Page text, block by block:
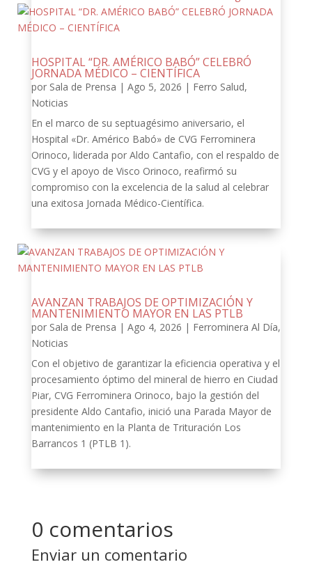
HOSPITAL “DR. AMÉRICO BABÓ” CELEBRÓ
JORNADA MÉDICO – CIENTÍFICA
por Sala de Prensa | Ago 5, 2026 | Ferro Salud,
Noticias
En el marco de su septuagésimo aniversario, el
Hospital «Dr. Américo Babó» de CVG Ferrominera
Orinoco, liderada por Aldo Cantafio, con el respaldo de
CVG y el apoyo de Visco Orinoco, reafirmó su
compromiso con la excelencia de la salud al celebrar
una exitosa Jornada Médico-Científica.
AVANZAN TRABAJOS DE OPTIMIZACIÓN Y
MANTENIMIENTO MAYOR EN LAS PTLB
por Sala de Prensa | Ago 4, 2026 | Ferrominera Al Día,
Noticias
Con el objetivo de garantizar la eficiencia operativa y el
procesamiento óptimo del mineral de hierro en Ciudad
Piar, CVG Ferrominera Orinoco, bajo la gestión del
presidente Aldo Cantafio, inició una Parada Mayor de
mantenimiento en la Planta de Trituración Los
Barrancos 1 (PTLB 1).
0 comentarios
Enviar un comentario